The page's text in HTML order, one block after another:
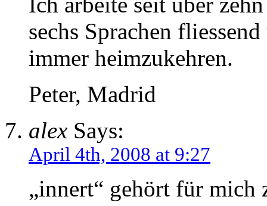
sechs Sprachen
immer heimzukehren.
Peter, Madrid
alex Says:
April 4th, 2008 at 9:27
„innert“ gehört für mich